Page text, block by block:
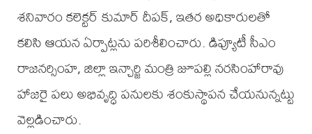
శనివారం కలెక్టర్ కుమార్ దీపక్, ఇతర అధికారులతో
కలిసి ఆయన ఏర్పాట్లను పరిశీలించారు. డిప్యూటీ సీఎం
రాజనర్సింహ, జిల్లా ఇన్చార్జి మంత్రి జూపల్లి నరసింహారావు
హాజరై పలు అభివృద్ధి పనులకు శంకుస్థాపన చేయనున్నట్టు
వెల్లడించారు.